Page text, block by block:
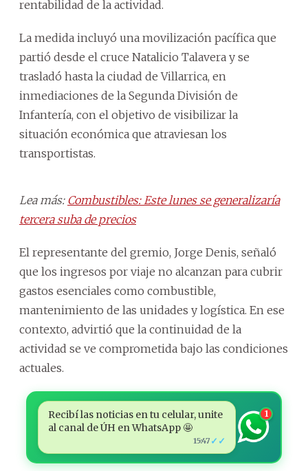
rentabilidad de la actividad.
La medida incluyó una movilización pacífica que
partió desde el cruce Natalicio Talavera y se
trasladó hasta la ciudad de Villarrica, en
inmediaciones de la Segunda División de
Infantería, con el objetivo de visibilizar la
situación económica que atraviesan los
transportistas.
Lea más: Combustibles: Este lunes se generalizaría
tercera suba de precios
El representante del gremio, Jorge Denis, señaló
que los ingresos por viaje no alcanzan para cubrir
gastos esenciales como combustible,
mantenimiento de las unidades y logística. En ese
contexto, advirtió que la continuidad de la
actividad se ve comprometida bajo las condiciones
actuales.
Recibí las noticias en tu celular, unite
al canal de ÚH en WhatsApp 🤩
15:47 ✓✓
1